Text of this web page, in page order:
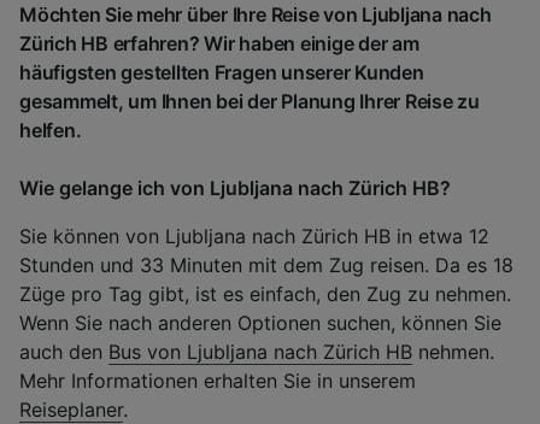
Möchten Sie mehr über Ihre Reise von Ljubljana nach
Zürich HB erfahren? Wir haben einige der am
häufigsten gestellten Fragen unserer Kunden
gesammelt, um Ihnen bei der Planung Ihrer Reise zu
helfen.
Wie gelange ich von Ljubljana nach Zürich HB?
Sie können von Ljubljana nach Zürich HB in etwa 12
Stunden und 33 Minuten mit dem Zug reisen. Da es 18
Züge pro Tag gibt, ist es einfach, den Zug zu nehmen.
Wenn Sie nach anderen Optionen suchen, können Sie
auch den Bus von Ljubljana nach Zürich HB nehmen.
Mehr Informationen erhalten Sie in unserem
Reiseplaner.